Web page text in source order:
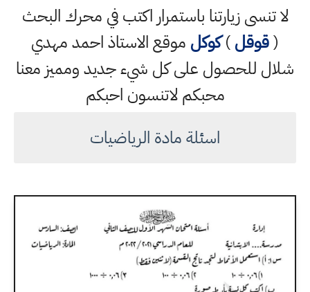
لا تنسى زيارتنا باستمرار اكتب في محرك البحث
(قوقل)كوكل موقع الاستاذ احمد مهدي
شلال للحصول على كل شيء جديد ومميز معنا
محبكم لاتنسون احبكم
اسئلة مادة الرياضيات